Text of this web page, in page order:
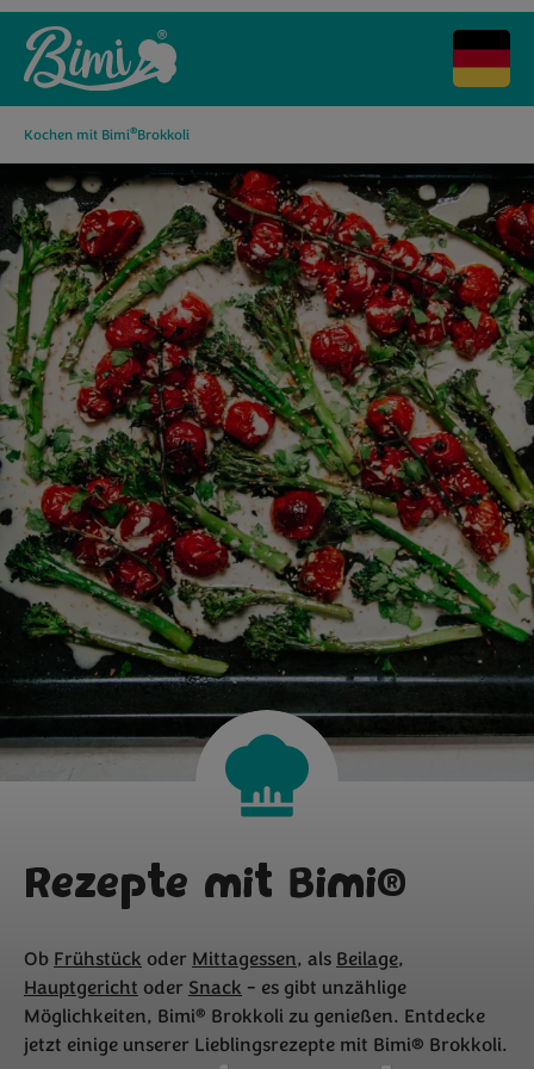
Kochen mit Bimi®Brokkoli
Rezepte mit Bimi®
ObFrühstück oderMittagessen, alsBeilage,
Hauptgericht oderSnack - es gibt unzählige
Möglichkeiten, Bimi® Brokkoli zu genießen. Entdecke
jetzt einige unserer Lieblingsrezepte mit Bimi® Brokkoli.